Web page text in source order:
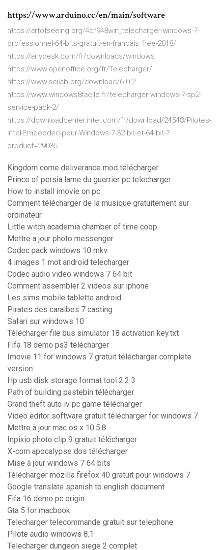
https://www.arduino.cc/en/main/software
https://artofseeing.org/4df948win_telecharger-windows-7-
professionnel-64-bits-gratuit-en-francais_free-2018/
https://anydesk.com/fr/downloads/windows
https://www.openoffice.org/fr/Telecharger/
https://www.scilab.org/download/6.0.2
https://www.windows8facile.fr/telecharger-windows-7-sp2-
service-pack-2/
https://downloadcenter.intel.com/fr/download/24548/Pilotes-
Intel-Embedded-pour-Windows-7-32-bit-et-64-bit-?
product=29035
Kingdom come deliverance mod télécharger
Prince of persia lame du guerrier pc telecharger
How to install imovie on pc
Comment télécharger de la musique gratuitement sur
ordinateur
Little witch academia chamber of time coop
Mettre a jour photo messenger
Codec pack windows 10 mkv
4 images 1 mot android telecharger
Codec audio video windows 7 64 bit
Comment assembler 2 videos sur iphone
Les sims mobile tablette android
Pirates des caraibes 7 casting
Safari sur windows 10
Télécharger file bus simulator 18 activation key.txt
Fifa 18 demo ps3 télécharger
Imovie 11 for windows 7 gratuit télécharger complete
version
Hp usb disk storage format tool 2.2 3
Path of building pastebin télécharger
Grand theft auto iv pc game télécharger
Video editor software gratuit télécharger for windows 7
Mettre à jour mac os x 10.5.8
Inpixio photo clip 9 gratuit télécharger
X-com apocalypse dos télécharger
Mise à jour windows 7 64 bits
Télécharger mozilla firefox 40 gratuit pour windows 7
Google translate spanish to english document
Fifa 16 demo pc origin
Gta 5 for macbook
Telecharger telecommande gratuit sur telephone
Pilote audio windows 8.1
Telecharger dungeon siege 2 complet